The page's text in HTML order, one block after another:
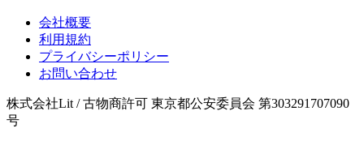
会社概要
利用規約
プライバシーポリシー
お問い合わせ
株式会社Lit / 古物商許可 東京都公安委員会 第303291707090
号